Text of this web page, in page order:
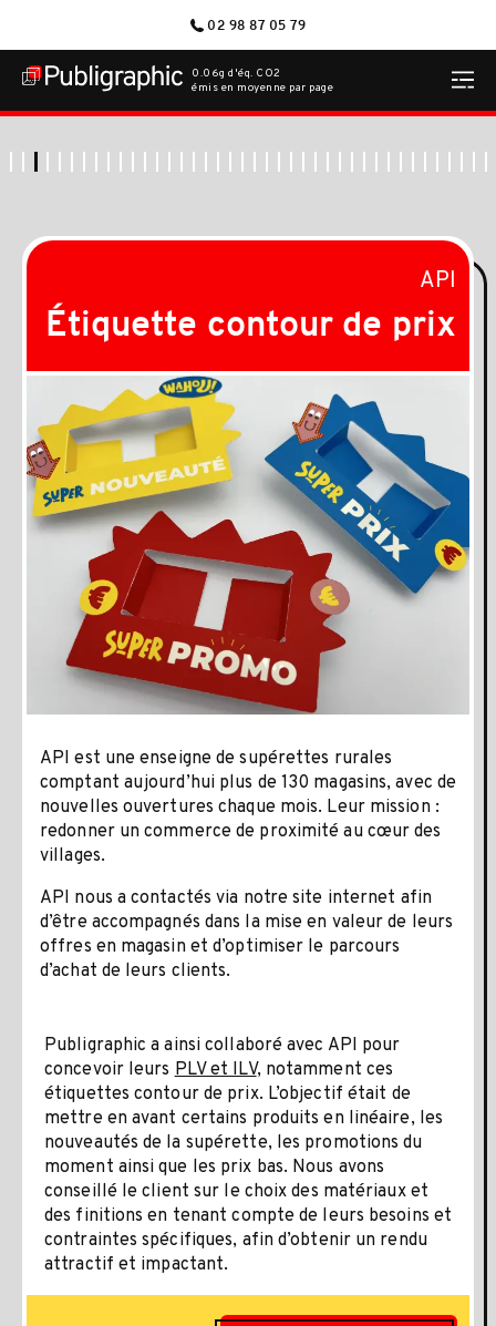
02 98 87 05 79
0.06g d'éq. CO2
émis en moyenne par page
API
Étiquette contour de prix
API est une enseigne de supérettes rurales
comptant aujourd’hui plus de 130 magasins, avec de
nouvelles ouvertures chaque mois. Leur mission :
redonner un commerce de proximité au cœur des
villages.
API nous a contactés via notre site internet afin
d’être accompagnés dans la mise en valeur de leurs
offres en magasin et d’optimiser le parcours
d’achat de leurs clients.
Publigraphic a ainsi collaboré avec API pour
concevoir leurs PLV et ILV, notamment ces
étiquettes contour de prix. L’objectif était de
mettre en avant certains produits en linéaire, les
nouveautés de la supérette, les promotions du
moment ainsi que les prix bas. Nous avons
conseillé le client sur le choix des matériaux et
des finitions en tenant compte de leurs besoins et
contraintes spécifiques, afin d’obtenir un rendu
attractif et impactant.